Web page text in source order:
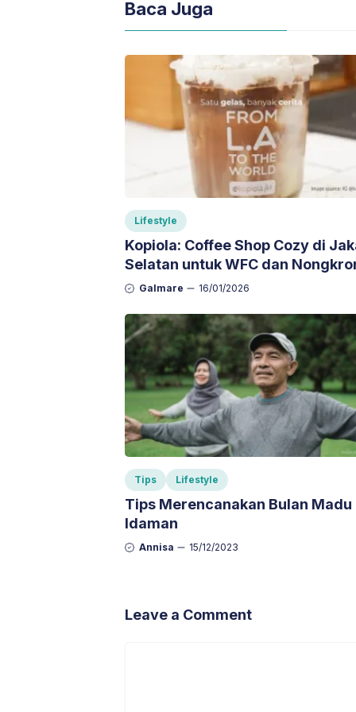
Baca Juga
Lifestyle
Kopiola: Coffee Shop Cozy di
Selatan untuk WFC dan
Santai
Galmare 16/01/2026
Tips Lifestyle
Tips Merencanakan Bulan Madu
Idaman
Annisa 15/12/2023
Leave a Comment